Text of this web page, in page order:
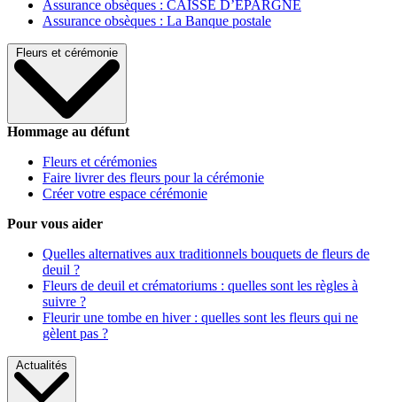
Assurance obsèques : CAISSE D’EPARGNE
Assurance obsèques : La Banque postale
Fleurs et cérémonie
Hommage au défunt
Fleurs et cérémonies
Faire livrer des fleurs pour la cérémonie
Créer votre espace cérémonie
Pour vous aider
Quelles alternatives aux traditionnels bouquets de fleurs de
deuil ?
Fleurs de deuil et crématoriums : quelles sont les règles à
suivre ?
Fleurir une tombe en hiver : quelles sont les fleurs qui ne
gèlent pas ?
Actualités